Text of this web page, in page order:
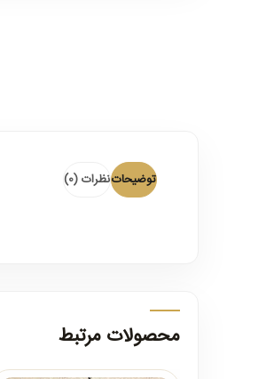
توضیحاتنظرات (0)
محصولات مرتبط